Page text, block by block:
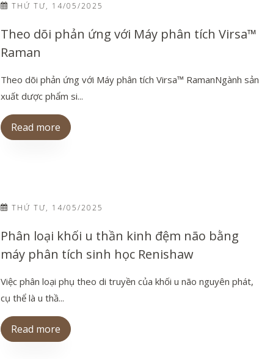
THỨ TƯ, 14/05/2025
Theo dõi phản ứng với Máy phân tích Virsa™
Raman
Theo dõi phản ứng với Máy phân tích Virsa™ RamanNgành sản
xuất dược phẩm si...
Read more
THỨ TƯ, 14/05/2025
Phân loại khối u thần kinh đệm não bằng
máy phân tích sinh học Renishaw
Việc phân loại phụ theo di truyền của khối u não nguyên phát,
cụ thể là u thầ...
Read more